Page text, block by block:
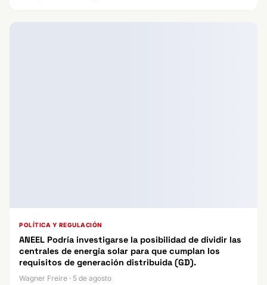
POLÍTICA Y REGULACIÓN
ANEEL Podría investigarse la posibilidad de dividir las
centrales de energía solar para que cumplan los
requisitos de generación distribuida (GD).
Wagner Freire · 5 de agosto